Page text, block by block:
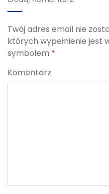
Twój adres email nie
których wypełnienie jest
symbolem *
Komentarz